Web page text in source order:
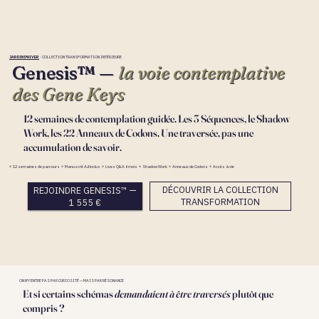
JARDIN D'HIVER · COLLECTION TRANSFORMATION INTÉRIEURE
Genesis™ — la voie contemplative
des Gene Keys
12 semaines de contemplation guidée. Les 3 Séquences, le Shadow
Work, les 22 Anneaux de Codons. Une traversée, pas une
accumulation de savoir.
✦ 12 semaines de parcours ✦ Manuscrit A4 inclus ✦ Lives Q&A 6 mois ✦ Shadow Work ✦ Anneaux de Codons ✦ Accès à vie
REJOINDRE GENESIS™ —
1 555 €
DÉCOUVRIR LA COLLECTION
TRANSFORMATION
ON N'Y ENTRE PAS PAR CURIOSITÉ — MAIS PAR RÉSONANCE
Et si certains schémasdemandaient à être traversésplutôt que
compris ?